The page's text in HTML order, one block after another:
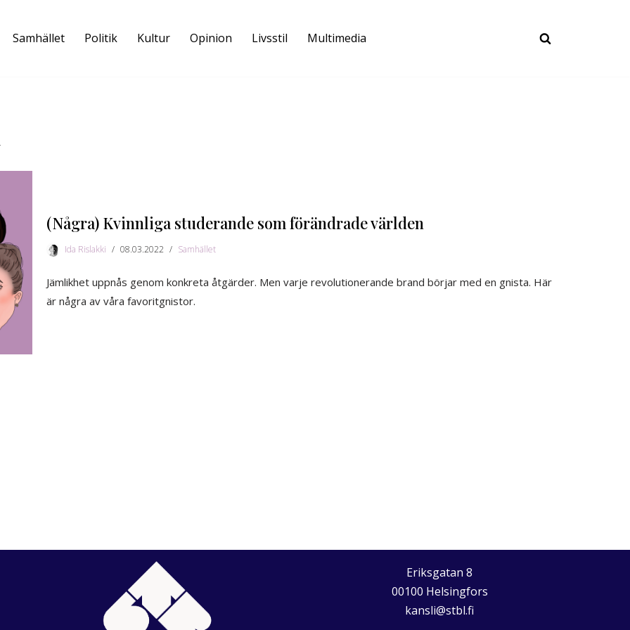
Samhället Politik Kultur Opinion Livsstil Multimedia
(Några) Kvinnliga studerande som förändrade världen
Ida Rislakki 08.03.2022 Samhället
Jämlikhet uppnås genom konkreta åtgärder. Men varje revolutionerande brand börjar med en gnista. Här
är några av våra favoritgnistor.
Eriksgatan 8
00100 Helsingfors
kansli@stbl.fi